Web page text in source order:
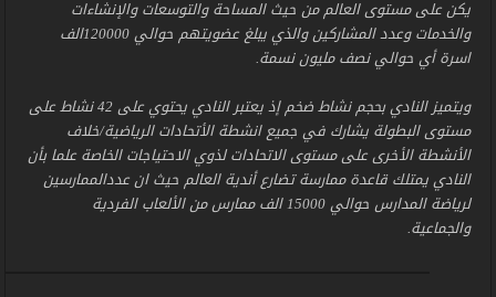
يكن على مستوى العالم من حيث المساحة والتوسعات والإنشاءات
والخدمات وعدد المشاركين والذي يبلغ عضويتهم حوالي 120000الف
اسرة أي حوالي نصف مليون نسمة.
ويتميز النادي بحجم نشاط ضخم إذ يعتبر النادي يحتوي على 42 نشاط على
مستوى البطولة يشارك في جميع انشطة الأتحادات الرياضية/خلاف
الأنشطة الأخرى على مستوى الاتحادات لذوي الاحتياجات الخاصة علما بأن
النادي يمتلك قاعدة ممارسة تضارع أندية العالم حيث ان عددالممارسين
لرياضة المدارس حوالي 15000 الف ممارس من الألعاب الفردية
والجماعية.